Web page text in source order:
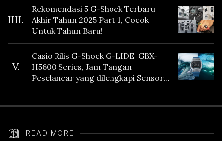
IIII.
Rekomendasi 5 G-Shock Terbaru
Akhir Tahun 2025 Part 1, Cocok
Untuk Tahun Baru!
V.
Casio Rilis G-Shock G-LIDE GBX-
H5600 Series, Jam Tangan
Peselancar yang dilengkapi Sensor
READ MORE